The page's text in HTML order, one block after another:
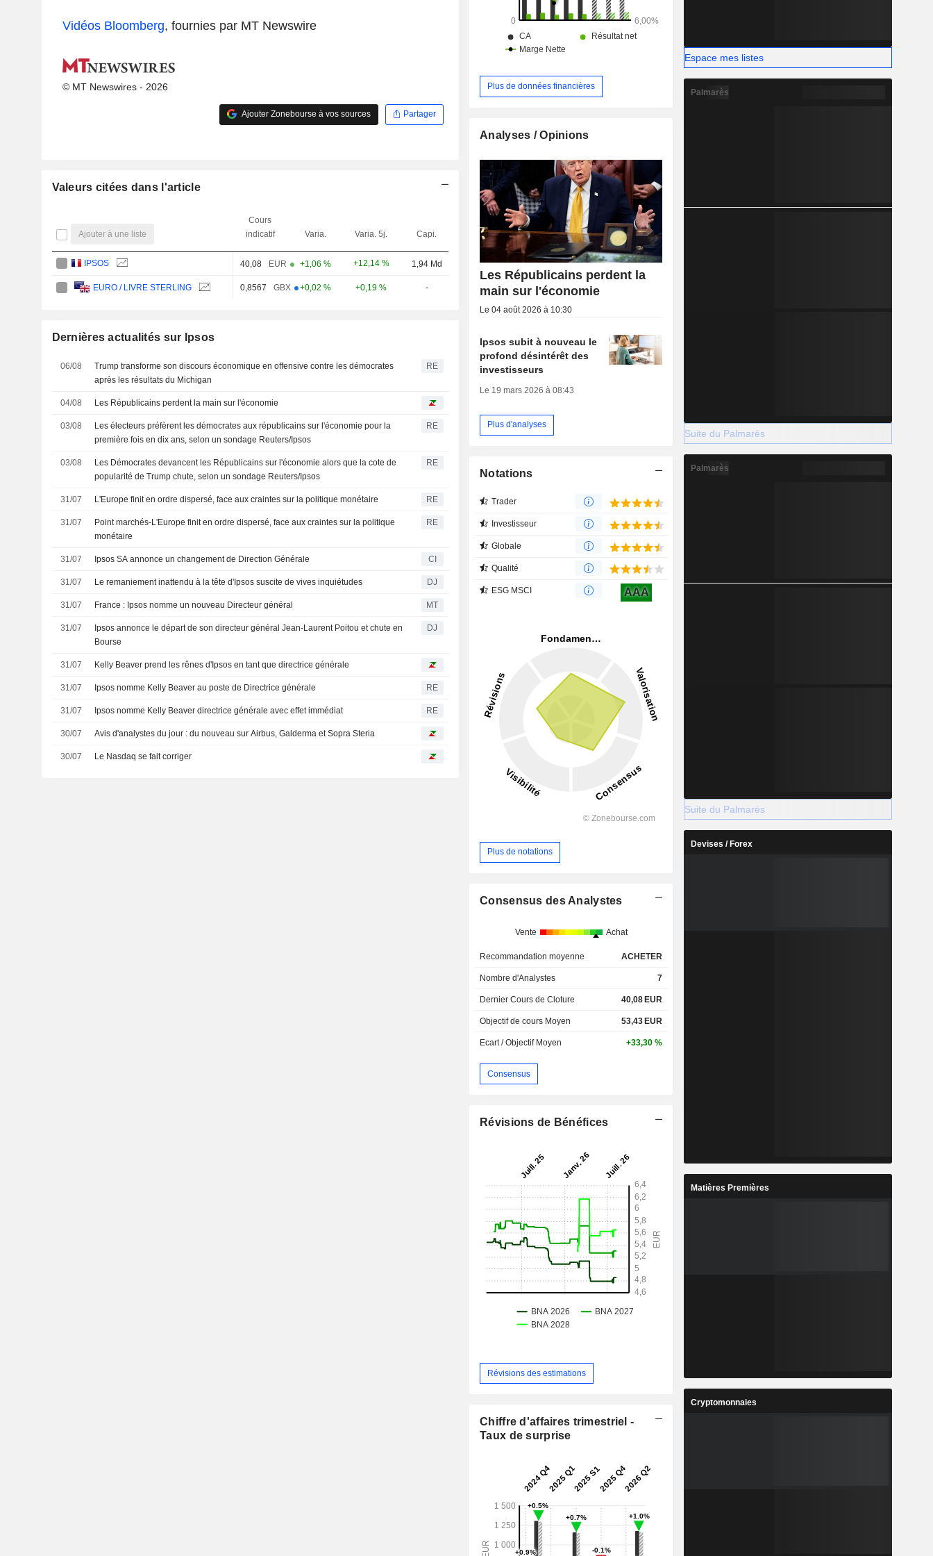
Vidéos Bloomberg, fournies par MT Newswire
© MT Newswires - 2026
Ajouter Zonebourse à vos sources Partager
Valeurs citées dans l'article
Ajouter à une liste
Cours
indicatif
Varia. Varia. 5j. Capi.
IPSOS 40,08 EUR +1,06 % +12,14 % 1,94 Md
EURO / LIVRE STERLING 0,8567 GBX +0,02 % +0,19 % -
Dernières actualités sur Ipsos
06/08
Trump transforme son discours économique en offensive contre les démocrates
après les résultats du Michigan
RE
04/08 Les Républicains perdent la main sur l'économie
03/08
Les électeurs préfèrent les démocrates aux républicains sur l'économie pour la
première fois en dix ans, selon un sondage Reuters/Ipsos
RE
03/08
Les Démocrates devancent les Républicains sur l'économie alors que la cote de
popularité de Trump chute, selon un sondage Reuters/Ipsos
RE
31/07 L'Europe finit en ordre dispersé, face aux craintes sur la politique monétaire RE
31/07
Point marchés-L'Europe finit en ordre dispersé, face aux craintes sur la politique
monétaire
RE
31/07 Ipsos SA annonce un changement de Direction Générale CI
31/07 Le remaniement inattendu à la tête d'Ipsos suscite de vives inquiétudes DJ
31/07 France : Ipsos nomme un nouveau Directeur général MT
31/07
Ipsos annonce le départ de son directeur général Jean-Laurent Poitou et chute en
Bourse
DJ
31/07 Kelly Beaver prend les rênes d'Ipsos en tant que directrice générale
31/07 Ipsos nomme Kelly Beaver au poste de Directrice générale RE
31/07 Ipsos nomme Kelly Beaver directrice générale avec effet immédiat RE
30/07 Avis d'analystes du jour : du nouveau sur Airbus, Galderma et Sopra Steria
30/07 Le Nasdaq se fait corriger
(35,2%) et Asie-Pacifique (15,5%).
Plus de données financières
Analyses / Opinions
Les Républicains perdent la
main sur l'économie
Le 04 août 2026 à 10:30
Ipsos subit à nouveau le
profond désintérêt des
investisseurs
Le 19 mars 2026 à 08:43
Plus d'analyses
Notations
Trader
Investisseur
Globale
Qualité
ESG MSCI AAA
Plus de notations
Consensus des Analystes
Vente Achat
Recommandation moyenne ACHETER
Nombre d'Analystes 7
Dernier Cours de Cloture 40,08 EUR
Objectif de cours Moyen 53,43 EUR
Ecart / Objectif Moyen +33,30 %
Consensus
Révisions de Bénéfices
Révisions des estimations
Chiffre d'affaires trimestriel -
Taux de surprise
Espace mes listes
Palmarès
Suite du Palmarès
Palmarès
Suite du Palmarès
Devises / Forex
Matières Premières
Cryptomonnaies